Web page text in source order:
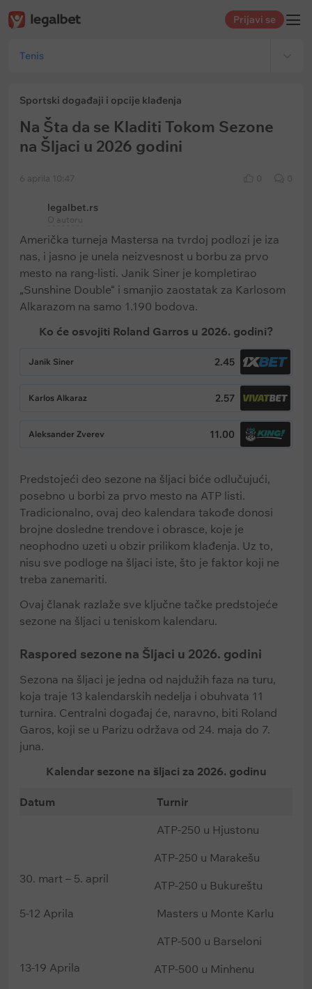
Prijavi se
Tenis
Sportski događaji i opcije klađenja
Na Šta da se Kladiti Tokom Sezone
na Šljaci u 2026 godini
6 aprila 10:47 0 0
legalbet.rs
O autoru
Američka turneja Mastersa na tvrdoj podlozi je iza
nas, i jasno je unela neizvesnost u borbu za prvo
mesto na rang-listi. Janik Siner je kompletirao
„Sunshine Double“ i smanjio zaostatak za Karlosom
Alkarazom na samo 1.190 bodova.
Ko će osvojiti Roland Garros u 2026. godini?
Janik Siner 2.45
Karlos Alkaraz 2.57
Aleksander Zverev 11.00
Predstojeći deo sezone na šljaci biće odlučujući,
posebno u borbi za prvo mesto na ATP listi.
Tradicionalno, ovaj deo kalendara takođe donosi
brojne dosledne trendove i obrasce, koje je
neophodno uzeti u obzir prilikom klađenja. Uz to,
nisu sve podloge na šljaci iste, što je faktor koji ne
treba zanemariti.
Ovaj članak razlaže sve ključne tačke predstojeće
sezone na šljaci u teniskom kalendaru.
Raspored sezone na Šljaci u 2026. godini
Sezona na šljaci je jedna od najdužih faza na turu,
koja traje 13 kalendarskih nedelja i obuhvata 11
turnira. Centralni događaj će, naravno, biti Roland
Garos, koji se u Parizu održava od 24. maja do 7.
juna.
Kalendar sezone na šljaci za 2026. godinu
Datum Turnir
30. mart – 5. april
ATP-250 u Hjustonu
ATP-250 u Marakešu
ATP-250 u Bukureštu
5-12 Aprila
Masters u Monte Karlu
13-19 Aprila
ATP-500 u Barseloni
ATP-500 u Minhenu